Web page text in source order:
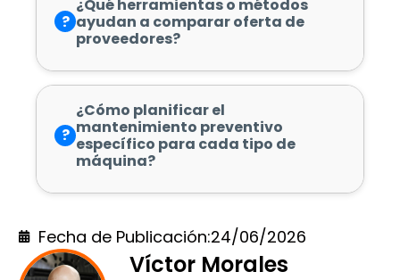
?
¿Qué herramientas o métodos
ayudan a comparar oferta de
proveedores?
?
¿Cómo planificar el
mantenimiento preventivo
específico para cada tipo de
máquina?
Fecha de Publicación:24/06/2026
Víctor Morales